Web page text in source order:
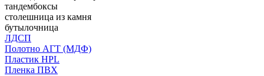
тандембоксы
столешница из камня
бутылочница
ЛДСП
Полотно АГТ (МДФ)
Пластик HPL
Пленка ПВХ